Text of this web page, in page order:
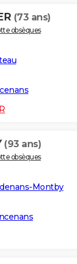
(73 ans)
obsèques
(93 ans)
obsèques
Montby